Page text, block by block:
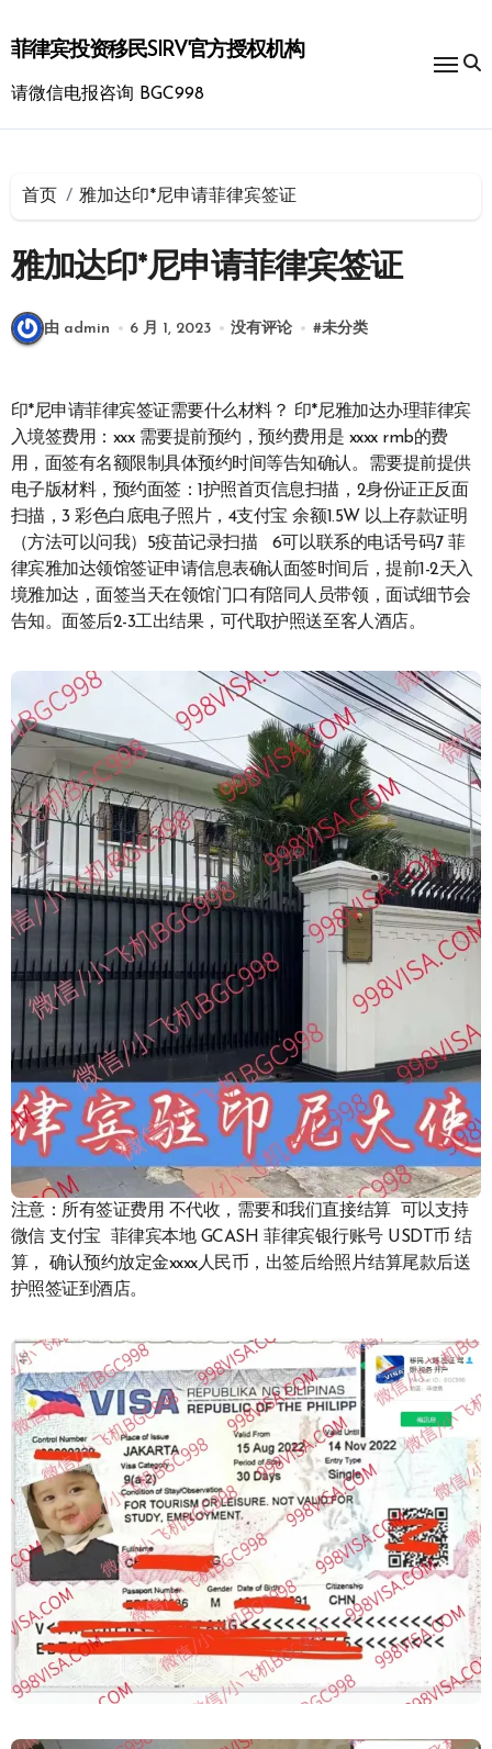
到
内
菲律宾投资移民SIRV官方授权机构
请微信电报咨询 BGC998
首页 雅加达印*尼申请菲律宾签证
雅加达印*尼申请菲律宾签证
由 admin 6 月 1, 2023 没有评论 #未分类
印*尼申请菲律宾签证需要什么材料？ 印*尼雅加达办理菲律宾
入境签费用：xxx 需要提前预约，预约费用是 xxxx rmb的费
用，面签有名额限制具体预约时间等告知确认。需要提前提供
电子版材料，预约面签：1护照首页信息扫描，2身份证正反面
扫描，3 彩色白底电子照片，4支付宝 余额1.5W 以上存款证明
（方法可以问我）5疫苗记录扫描 6可以联系的电话号码7 菲
律宾雅加达领馆签证申请信息表确认面签时间后，提前1-2天入
境雅加达，面签当天在领馆门口有陪同人员带领，面试细节会
告知。面签后2-3工出结果，可代取护照送至客人酒店。
注意：所有签证费用 不代收，需要和我们直接结算 可以支持
微信 支付宝 菲律宾本地 GCASH 菲律宾银行账号 USDT币 结
算， 确认预约放定金xxxx人民币，出签后给照片结算尾款后送
护照签证到酒店。